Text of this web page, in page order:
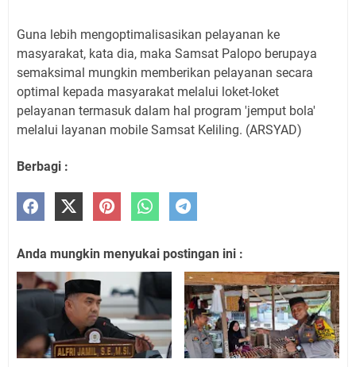
Guna lebih mengoptimalisasikan pelayanan ke
masyarakat, kata dia, maka Samsat Palopo berupaya
semaksimal mungkin memberikan pelayanan secara
optimal kepada masyarakat melalui loket-loket
pelayanan termasuk dalam hal program 'jemput bola'
melalui layanan mobile Samsat Keliling. (ARSYAD)
Berbagi :
Anda mungkin menyukai postingan ini :